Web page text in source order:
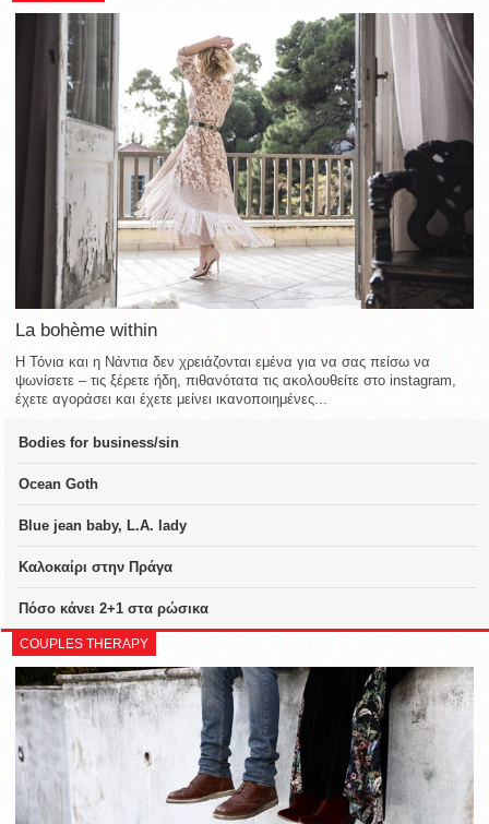
La bohème within
Η Τόνια και η Νάντια δεν χρειάζονται εμένα για να σας πείσω να
ψωνίσετε – τις ξέρετε ήδη, πιθανότατα τις ακολουθείτε στο instagram,
έχετε αγοράσει και έχετε μείνει ικανοποιημένες...
Bodies for business/sin
Ocean Goth
Blue jean baby, L.A. lady
Καλοκαίρι στην Πράγα
Πόσο κάνει 2+1 στα ρώσικα
COUPLES THERAPY